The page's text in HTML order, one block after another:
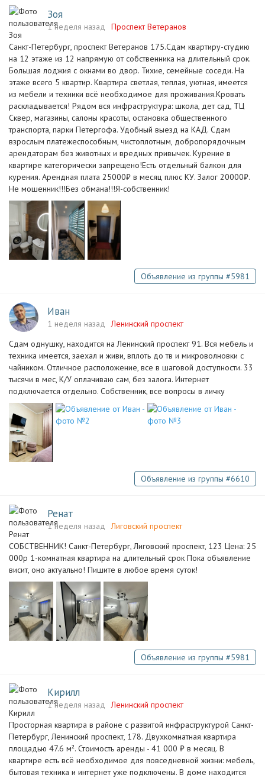
Зоя
1 неделя назад
Проспект Ветеранов
Санкт-Петербург, проспект Ветеранов 175.Сдам квартиру-студию
на 12 этаже из 12 напрямую от собственника на длительный срок.
Большая лоджия с окнами во двор. Тихие, семейные соседи. На
этаже всего 5 квартир. Квартира светлая, теплая, уютная, имеется
из мебели и техники всё необходимое для проживания.Кровать
раскладывается! Рядом вся инфраструктура: школа, дет сад, ТЦ
Сквер, магазины, салоны красоты, остановка общественного
транспорта, парки Петергофа. Удобный выезд на КАД. Сдам
взрослым платежеспособным, чистоплотным, добропорядочным
арендаторам без животных и вредных привычек. Курение в
квартире категорически запрещено!Есть отдельный балкон для
курения. Арендная плата 25000₽ в месяц плюс КУ. Залог 20000₽.
Не мошенник!!!Без обмана!!!Я-собственник!
Объявление из группы #5981
Иван
1 неделя назад
Ленинский проспект
Сдам однушку, находится на Ленинский проспект 91. Вся мебель и
техника имеется, заехал и живи, вплоть до тв и микроволновки с
чайником. Отличное расположение, все в шаговой доступности. 33
тысячи в мес, К/У оплачиваю сам, без залога. Интернет
подключается отдельно. Собственник, все вопросы в личку
Объявление из группы #6610
Ренат
1 неделя назад
Лиговский проспект
СОБСТВЕННИК! Санкт-Петербург, Лиговский проспект, 123 Цена: 25
000р 1-комнатная квартира на длительный срок Пока объявление
висит, оно актуально! Пишите в любое время суток!
Объявление из группы #5981
Кирилл
1 неделя назад
Ленинский проспект
Просторная квартира в районе с развитой инфраструктурой Санкт-
Петербург, Ленинский проспект, 178. Двухкомнатная квартира
площадью 47.6 м². Стоимость аренды - 41 000 ₽ в месяц. В
квартире есть всё необходимое для повседневной жизни: мебель,
бытовая техника и интернет уже подключены. В доме находится